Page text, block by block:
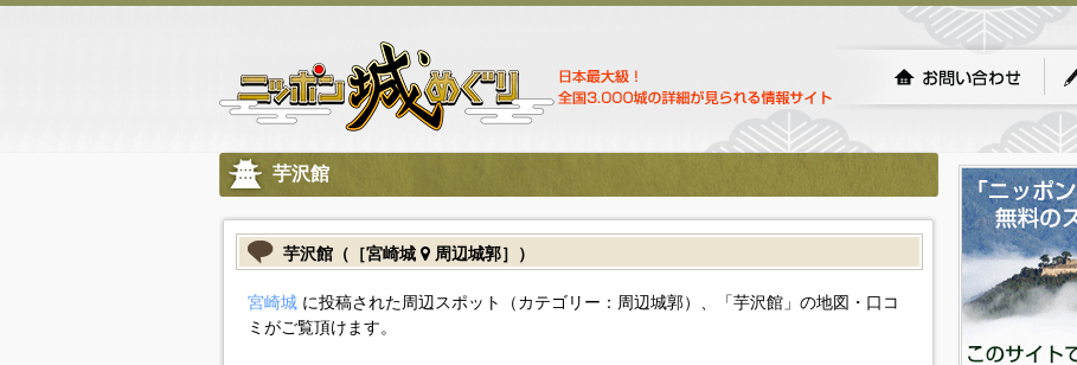
芋沢館
芋沢館（［宮崎城 周辺城郭］）
宮崎城に投稿された周辺スポット（カテゴリー：周辺城郭）、「芋沢館」の地図・口コ
ミがご覧頂けます。